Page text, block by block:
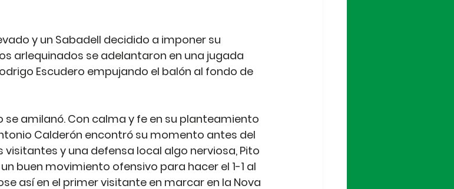
y un Sabadell decidido a imponer su
arlequinados se adelantaron en una jugada
Escudero empujando el balón al fondo de
se amilanó. Con calma y fe en su planteamiento
Calderón encontró su momento antes del
y una defensa local algo nerviosa, Pito
buen movimiento ofensivo para hacer el 1-1 al
así en el primer visitante en marcar en la Nova